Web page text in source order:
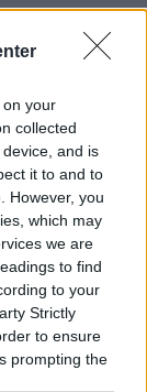
on your
collected
and is
it to and to
However, you
which may
we are
to find
to your
Strictly
to ensure
prompting the
la